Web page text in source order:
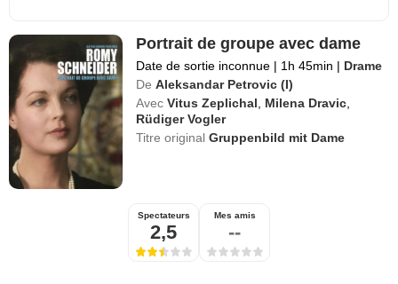
Portrait de groupe avec dame
Date de sortie inconnue | 1h 45min | Drame
De Aleksandar Petrovic (I)
Avec Vitus Zeplichal, Milena Dravic,
Rüdiger Vogler
Titre originalGruppenbild mit Dame
Spectateurs
2,5
Mes amis
--